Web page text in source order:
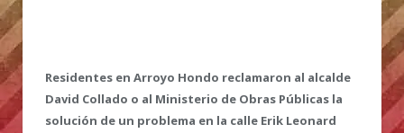
Residentes en Arroyo Hondo reclamaron al alcalde
David Collado o al Ministerio de Obras Públicas la
solución de un problema en la calle Erik Leonard